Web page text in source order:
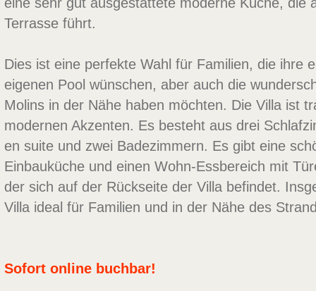
Terrasse führt.
Dies ist eine perfekte Wahl für Familien, die ihre
eigenen Pool wünschen, aber auch die
Molins in der Nähe haben möchten. Die Villa ist
modernen Akzenten. Es besteht aus drei
en suite und zwei Badezimmern. Es gibt eine
Einbauküche und einen Wohn-Essbereich mit
der sich auf der Rückseite der Villa befindet.
Villa ideal für Familien und in der Nähe des
Sofort online buchbar!